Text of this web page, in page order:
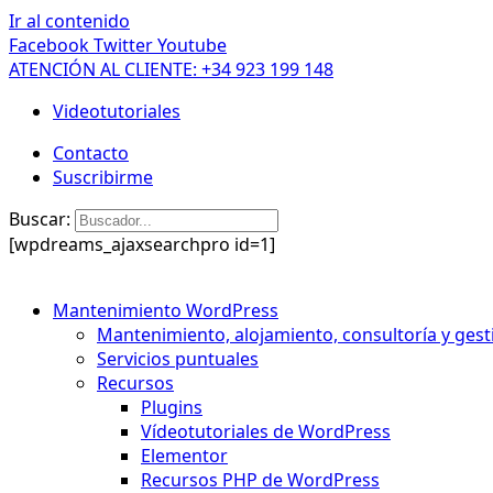
Ir al contenido
FacebookTwitterYoutube
ATENCIÓN AL CLIENTE: +34 923 199 148
Videotutoriales
Contacto
Suscribirme
Buscar:
[wpdreams_ajaxsearchpro id=1]
Mantenimiento WordPress
Mantenimiento, alojamiento, consultoría y
Servicios puntuales
Recursos
Plugins
Vídeotutoriales de WordPress
Elementor
Recursos PHP de WordPress